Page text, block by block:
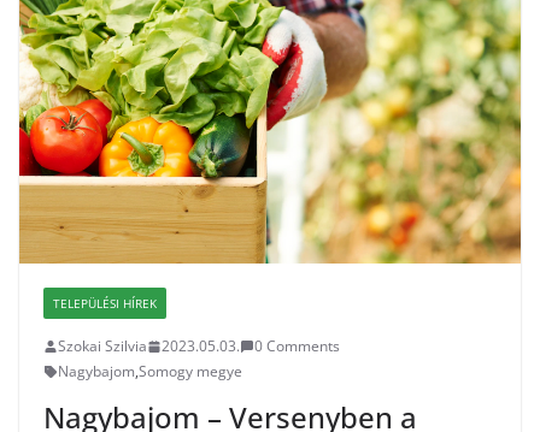
TELEPÜLÉSI HÍREK
Szokai Szilvia 2023.05.03.
0 Comments
Nagybajom,Somogy megye
Nagybajom – Versenyben a